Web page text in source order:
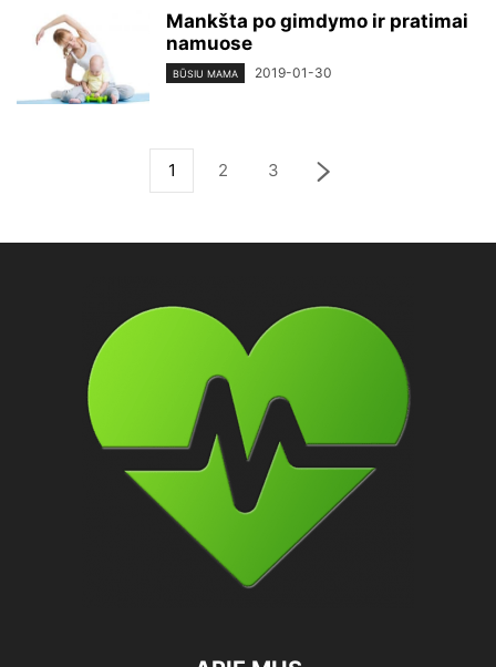
Mankšta po gimdymo ir pratimai
namuose
BŪSIU MAMA 2019-01-30
1 2 3